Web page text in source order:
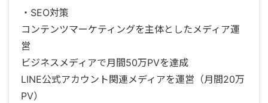
・SEO対策
コンテンツマーケティングを主体としたメディア運
営
ビジネスメディアで月間50万PVを達成
LINE公式アカウント関連メディアを運営（月間20万
PV）